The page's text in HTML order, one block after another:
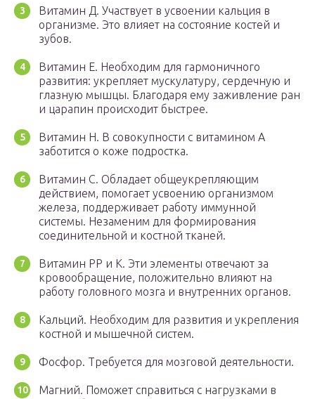
Витамин Д. Участвует в усвоении кальция в
организме. Это влияет на состояние костей и
зубов.
Витамин Е. Необходим для гармоничного
развития: укрепляет мускулатуру, сердечную и
глазную мышцы. Благодаря ему заживление ран
и царапин происходит быстрее.
Витамин Н. В совокупности с витамином А
заботится о коже подростка.
Витамин С. Обладает общеукрепляющим
действием, помогает усвоению организмом
железа, поддерживает работу иммунной
системы. Незаменим для формирования
соединительной и костной тканей.
Витамин РР и К. Эти элементы отвечают за
кровообращение, положительно влияют на
работу головного мозга и внутренних органов.
Кальций. Необходим для развития и укрепления
костной и мышечной систем.
Фосфор. Требуется для мозговой деятельности.
Магний. Поможет справиться с нагрузками в